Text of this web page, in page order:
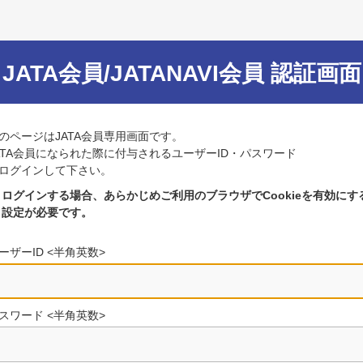
JATA会員/JATANAVI会員 認証画面
ページはJATA会員専用画面です。
会員になられた際に付与されるユーザーID・パスワード
グインして下さい。
ログインする場合、あらかじめご利用のブラウザでCookieを有効にす
設定が必要です。
ザーID <半角英数>
ワード <半角英数>